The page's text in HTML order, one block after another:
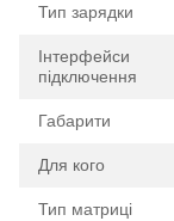
Тип зарядки
Інтерфейси
підключення
Габарити
Для кого
Тип матриці